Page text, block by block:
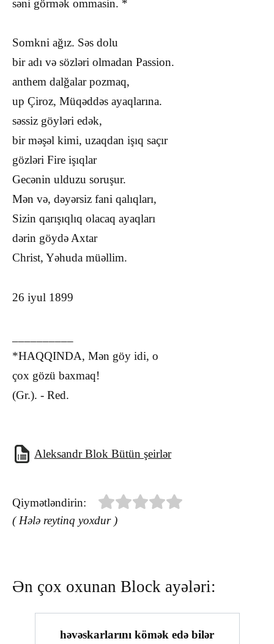
səni görmək ommasin. *
Somkni ağız. Səs dolu
bir adı və sözləri olmadan Passion.
anthem dalğalar pozmaq,
up Çiroz, Müqəddəs ayaqlarına.
səssiz göyləri edək,
bir məşəl kimi, uzaqdan işıq saçır
gözləri Fire işıqlar
Gecənin ulduzu soruşur.
Mən və, dəyərsiz fani qalıqları,
Sizin qarışıqlıq olacaq ayaqları
dərin göydə Axtar
Christ, Yəhuda müəllim.
26 iyul 1899
*HAQQINDA, Mən göy idi, o
çox gözü baxmaq!
(Gr.). - Red.
Aleksandr Blok Bütün şeirlər
Qiymətləndirin:
( Hələ reytinq yoxdur )
Ən çox oxunan Block ayələri:
həvəskarlarını kömək edə bilər